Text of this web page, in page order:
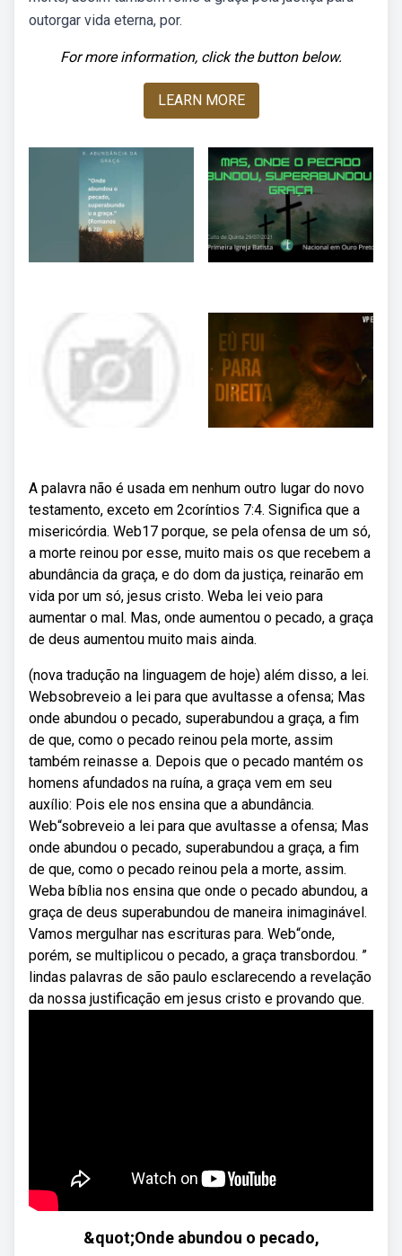
outorgar vida eterna, por.
For more information, click the button below.
LEARN MORE
A palavra não é usada em nenhum outro lugar do novo
testamento, exceto em 2coríntios 7:4. Significa que a
misericórdia. Web17 porque, se pela ofensa de um só,
a morte reinou por esse, muito mais os que recebem a
abundância da graça, e do dom da justiça, reinarão em
vida por um só, jesus cristo. Weba lei veio para
aumentar o mal. Mas, onde aumentou o pecado, a graça
de deus aumentou muito mais ainda.
(nova tradução na linguagem de hoje) além disso, a lei.
Websobreveio a lei para que avultasse a ofensa; Mas
onde abundou o pecado, superabundou a graça, a fim
de que, como o pecado reinou pela morte, assim
também reinasse a. Depois que o pecado mantém os
homens afundados na ruína, a graça vem em seu
auxílio: Pois ele nos ensina que a abundância.
Web“sobreveio a lei para que avultasse a ofensa; Mas
onde abundou o pecado, superabundou a graça, a fim
de que, como o pecado reinou pela a morte, assim.
Weba bíblia nos ensina que onde o pecado abundou, a
graça de deus superabundou de maneira inimaginável.
Vamos mergulhar nas escrituras para. Web“onde,
porém, se multiplicou o pecado, a graça transbordou. ”
lindas palavras de são paulo esclarecendo a revelação
da nossa justificação em jesus cristo e provando que.
&quot;Onde abundou o pecado,